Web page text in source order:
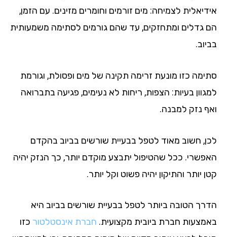
לצמיחה: מים זורמים וחומרים מזינים. עם הזמן,
גדלים ומתחזקים, עד שהם גורמים לסתימה משמעותית
כזו מונעת זרימה תקינה של מים ופסולת, וגורמת
בעיות: הצפות, ריחות לא נעימים, פגיעה בתברואה
נזק למבנה.
חשוב מאוד לטפל בבעיית שורשים בביוב בהקדם
ככל שהטיפול יתבצע מוקדם יותר, כך הנזק יהיה
יותר והתיקון יהיה פשוט וקל יותר.
הטובה ביותר לטפל בבעיית שורשים בביוב היא
חברת ביובית מקצועית.חברת אינסטלטורכזו